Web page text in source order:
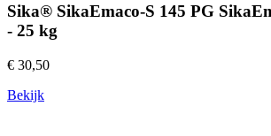
Sika® SikaEmaco-S 145 PG
- 25 kg
€ 30,50
Bekijk